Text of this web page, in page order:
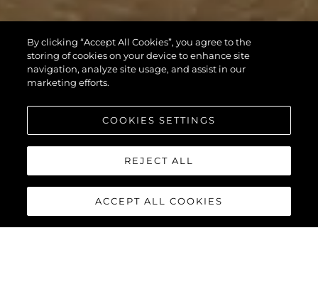
By clicking “Accept All Cookies”, you agree to the
storing of cookies on your device to enhance site
navigation, analyze site usage, and assist in our
marketing efforts.
COOKIES SETTINGS
REJECT ALL
ACCEPT ALL COOKIES